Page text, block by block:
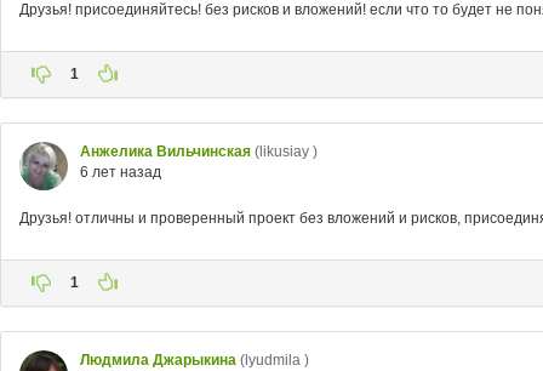
Друзья! присоединяйтесь! без рисков и вложений! если что то будет не
1
Анжелика Вильчинская (likusiay )
6 лет назад
Друзья! отличны и проверенный проект без вложений и рисков,
1
Людмила Джарыкина (lyudmila )